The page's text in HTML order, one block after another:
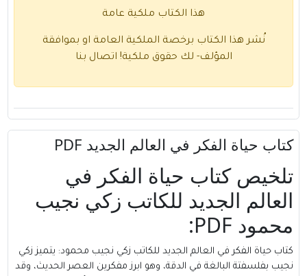
هذا الكتاب ملكية عامة
نُشر هذا الكتاب برخصة الملكية العامة او بموافقة
المؤلف- لك حقوق ملكية! اتصال بنا
كتاب حياة الفكر في العالم الجديد PDF
تلخيص كتاب حياة الفكر في
العالم الجديد للكاتب زكي نجيب
محمود PDF:
كتاب حياة الفكر في العالم الجديد للكاتب زكي نجيب محمود: يتميز زكي
نجيب بفلسفتة البالغة في الدقة، وهو ابرز مفكرين العصر الحديث، وقد